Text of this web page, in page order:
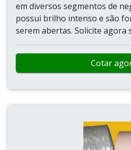
em diversos segmentos de
possui brilho intenso e são
serem abertas. Solicite agora
Cotar